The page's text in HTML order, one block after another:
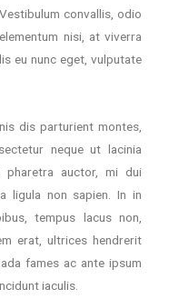
convallis, odio
nisi, at viverra
eu nunc eget, vulputate
dis parturient montes,
neque ut lacinia
pharetra auctor, mi dui
ligula non sapien. In in
tempus lacus non,
erat, ultrices hendrerit
fames ac ante ipsum
iaculis.